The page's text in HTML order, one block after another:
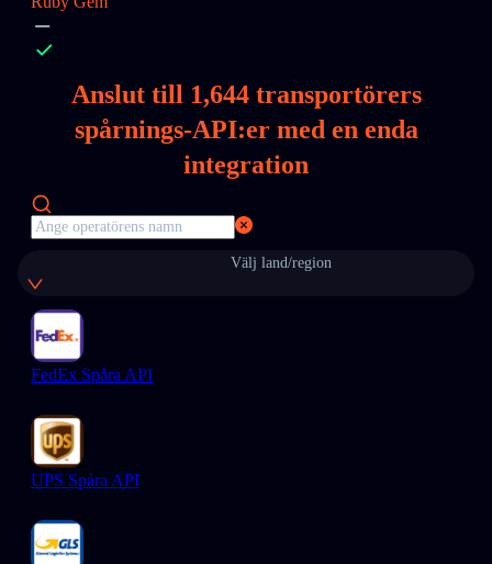
Anslut till 1,644transportörers
spårnings-API:er med en enda
integration
Välj land/region
FedEx Spåra API
UPS Spåra API